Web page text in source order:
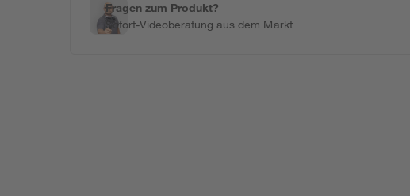
Fragen zum Produkt?
Sofort-Videoberatung aus dem Markt